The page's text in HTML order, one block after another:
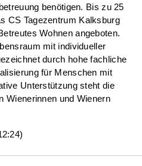
benötigen. Bis zu 25
CS Tagezentrum Kalksburg
Wohnen angeboten.
mit individueller
durch hohe fachliche
für Menschen mit
Unterstützung steht die
Wienerinnen und Wienern